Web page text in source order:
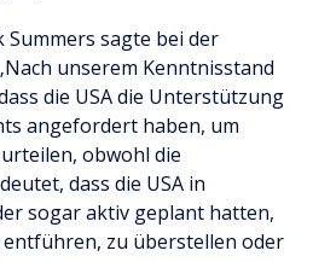
Summers sagte bei der
unserem Kenntnisstand
die USA die Unterstützung
angefordert haben, um
obwohl die
dass die USA in
sogar aktiv geplant hatten,
zu überstellen oder